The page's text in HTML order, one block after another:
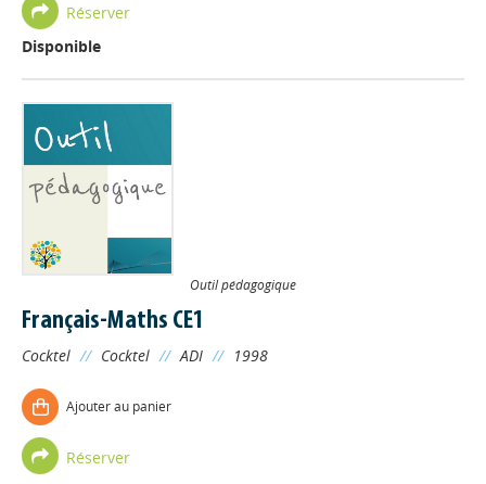
Réserver
Disponible
Outil pédagogique
Français-Maths CE1
Cocktel // Cocktel // ADI // 1998
Ajouter au panier
Réserver